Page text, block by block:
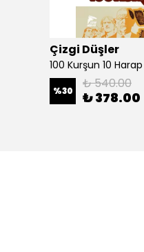
Çizgi Düşler
100 Kurşun 10 Harap
%30 ₺ 540.00
₺ 378.00